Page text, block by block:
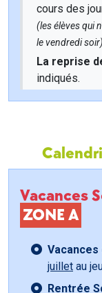
cours des
(les élèves qui
le vendredi soir)
La reprise
indiqués.
Vacances
ZONE A
Vacances
juillet au
Rentrée